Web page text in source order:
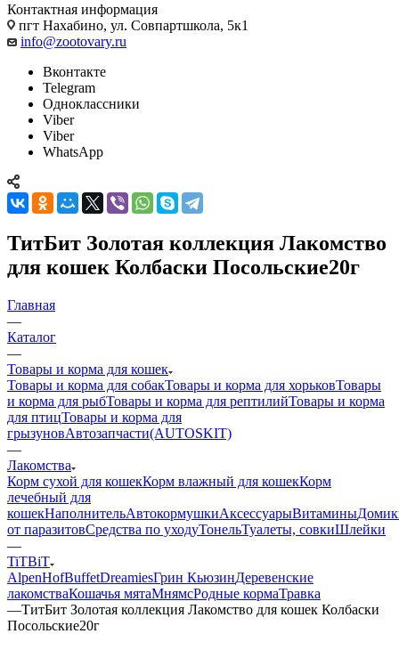
Контактная информация
пгт Нахабино, ул. Совпартшкола, 5к1
info@zootovary.ru
Вконтакте
Telegram
Одноклассники
Viber
Viber
WhatsApp
ТитБит Золотая коллекция Лакомство
для кошек Колбаски Посольские20г
Главная
—
Каталог
—
Товары и корма для кошек
Товары и корма для собакТовары и корма для хорьковТовары
и корма для рыбТовары и корма для рептилийТовары и корма
для птицТовары и корма для
грызуновАвтозапчасти(AUTOSKIT)
—
Лакомства
Корм сухой для кошекКорм влажный для кошекКорм
лечебный для
кошекНаполнительАвтокормушкиАксессуарыВитамины
от паразитовСредства по уходуТонельТуалеты, совкиШлейки
—
TiTBiT
AlpenHofBuffetDreamiesГрин КьюзинДеревенские
лакомстваКошачья мятаМнямсРодные кормаТравка
—ТитБит Золотая коллекция Лакомство для кошек Колбаски
Посольские20г